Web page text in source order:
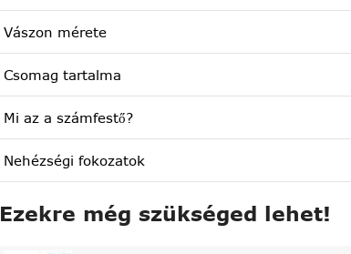
Vászon mérete
Csomag tartalma
Mi az a számfestő?
Nehézségi fokozatok
Ezekre még szükséged lehet!